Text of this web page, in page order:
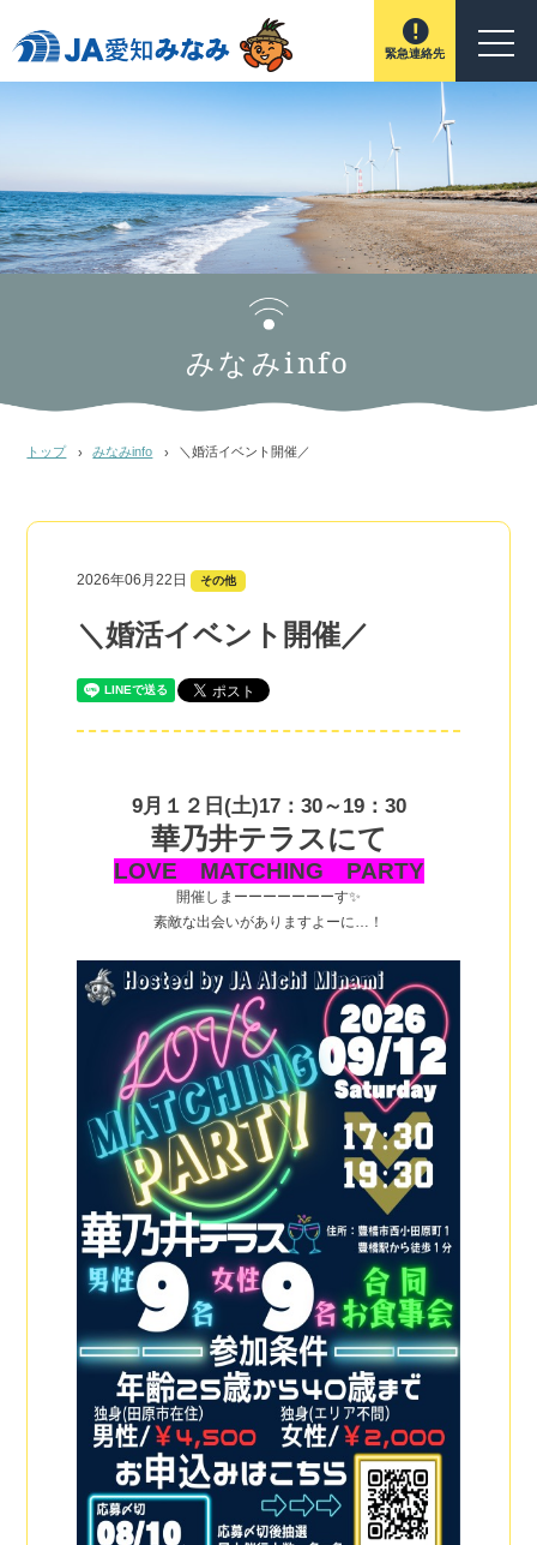
緊急連絡先
みなみinfo
トップ みなみinfo ＼婚活イベント開催／
2026年06月22日 その他
＼婚活イベント開催／
9月１２日(土)17：30～19：30
華乃井テラスにて
LOVE MATCHING PARTY
開催しまーーーーーーーす✨
素敵な出会いがありますよーに…！